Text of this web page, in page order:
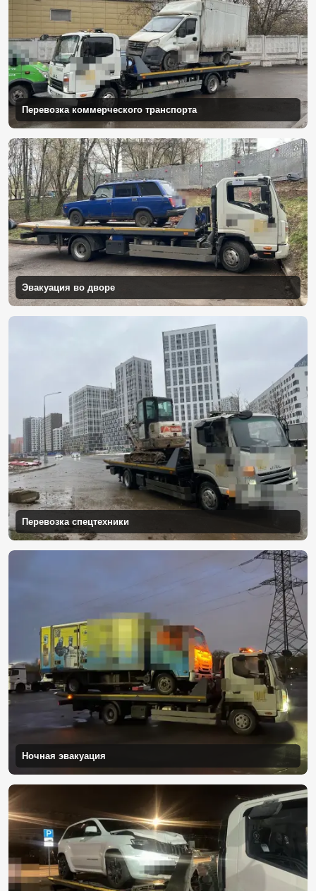
Перевозка коммерческого транспорта
Эвакуация во дворе
Перевозка спецтехники
Ночная эвакуация